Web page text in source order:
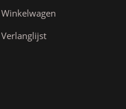
Winkelwagen
Verlanglijst